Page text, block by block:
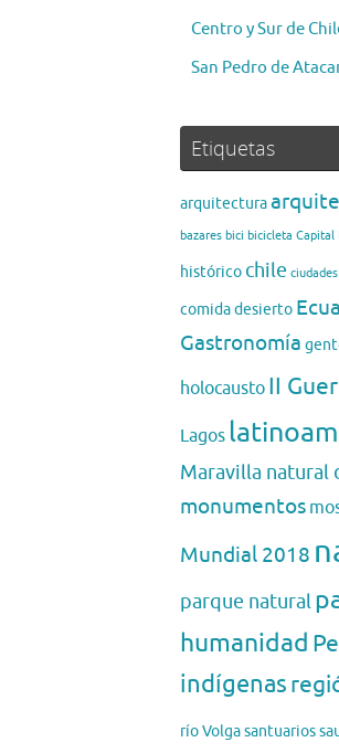
Centro y Sur de
San Pedro de
Etiquetas
arquitectura
bazares bici bicicleta Capital
histórico chile
comidadesierto
Gastronomía
holocausto II
Lagos
Maravilla natural
monumentos
Mundial 2018
parque natural
humanidad
indígenas
río Volgasantuarios